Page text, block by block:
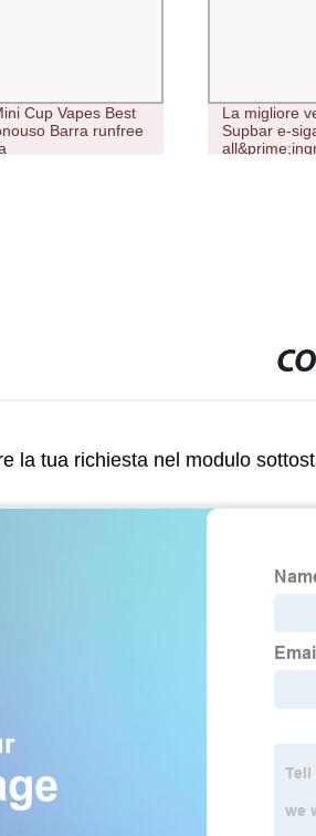
Cup Vapes Best
Barra runfree
La migliore
Supbar e-
la tua richiesta nel modulo